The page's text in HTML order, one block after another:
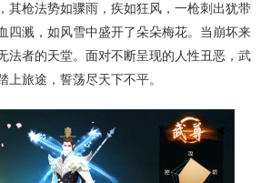
其枪法势如骤雨，疾如狂风，一枪刺出犹带
四溅，如风雪中盛开了朵朵梅花。当崩坏来
法者的天堂。面对不断呈现的人性丑恶，武
上旅途，誓荡尽天下不平。